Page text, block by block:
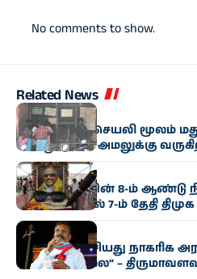
No comments to show.
Related News
அரசியல்
ஆன்லைன், செயலி மூலம்
இன்று முதல் அமலுக்கு
அரசியல்
கருணாநிதியின் 8-ம் ஆண்டு
சென்னையில் 7-ம் தேதி
அரசியல்
“உதயநிதி பேசியது நாகரிக
ஏற்புடையதல்ல” –